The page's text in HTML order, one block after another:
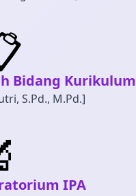
Bidang Kurikulum
S.Pd., M.Pd.]
IPA